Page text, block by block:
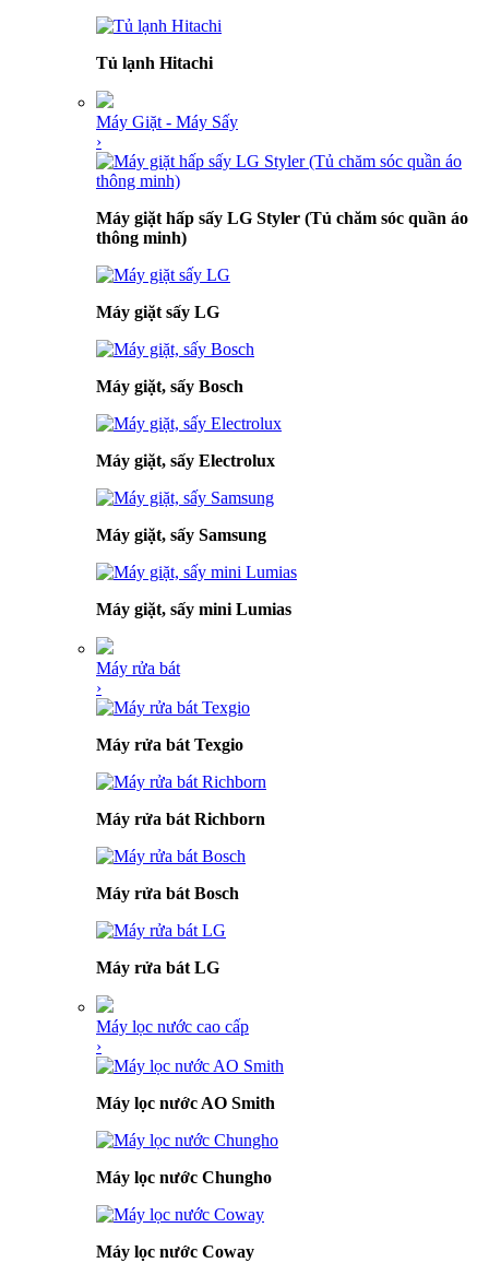
Tủ lạnh Hitachi
Máy Giặt - Máy Sấy
›
Máy giặt hấp sấy LG Styler (Tủ chăm sóc quần áo
thông minh)
Máy giặt sấy LG
Máy giặt, sấy Bosch
Máy giặt, sấy Electrolux
Máy giặt, sấy Samsung
Máy giặt, sấy mini Lumias
Máy rửa bát
›
Máy rửa bát Texgio
Máy rửa bát Richborn
Máy rửa bát Bosch
Máy rửa bát LG
Máy lọc nước cao cấp
›
Máy lọc nước AO Smith
Máy lọc nước Chungho
Máy lọc nước Coway